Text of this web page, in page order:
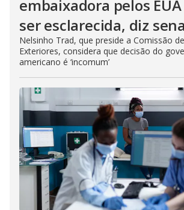
embaixadora pelos
ser esclarecida, diz
Nelsinho Trad, que preside a Comissão
Exteriores, considera que decisão do
americano é ‘incomum’